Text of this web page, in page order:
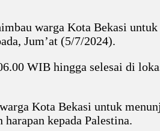
warga Kota Bekasi
Jum’at (5/7/2024).
WIB hingga selesai di
Kota Bekasi untuk
kepada Palestina.